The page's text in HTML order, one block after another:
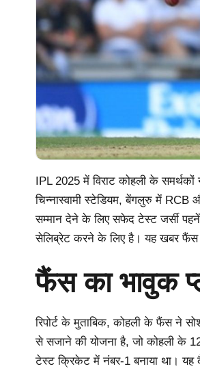
IPL 2025 में विराट कोहली के
चिन्नास्वामी स्टेडियम, बेंगलुरु में RCB
सम्मान देने के लिए सफेद टेस्ट जर्सी
सेलिब्रेट करने के लिए है। यह खबर फैंस
फैंस का भावुक
रिपोर्ट के मुताबिक, कोहली के फैंस ने
से सजाने की योजना है, जो कोहली के
टेस्ट क्रिकेट में नंबर-1 बनाया था।